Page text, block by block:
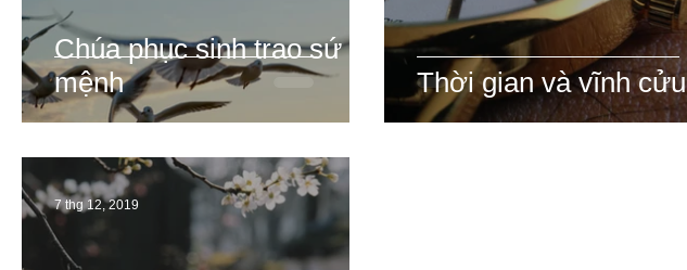
Chúa phục sinh trao sứ
mệnh
Thời gian và vĩnh cửu
7 thg 12, 2019